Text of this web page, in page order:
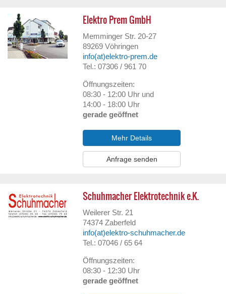
Elektro Prem GmbH
Memminger Str. 20-27
89269 Vöhringen
info(at)elektro-prem.de
Tel.: 07306 / 961 70
Öffnungszeiten:
08:30 - 12:00 Uhr und
14:00 - 18:00 Uhr
gerade geöffnet
Mehr Details
Anfrage senden
Schuhmacher Elektrotechnik e.K.
Weilerer Str. 21
74374 Zaberfeld
info(at)elektro-schuhmacher.de
Tel.: 07046 / 65 64
Öffnungszeiten:
08:30 - 12:30 Uhr
gerade geöffnet